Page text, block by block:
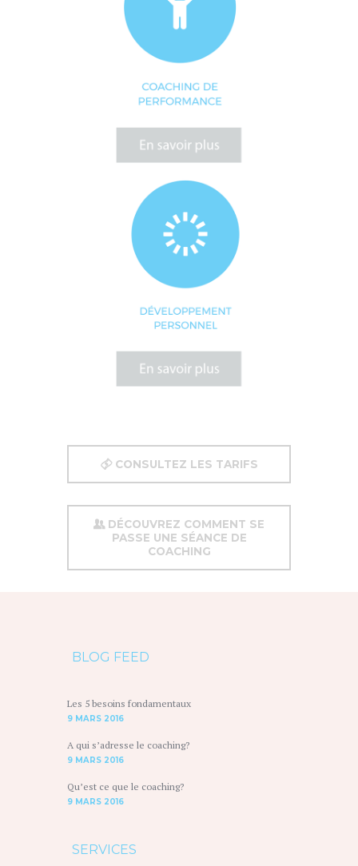
CONSULTEZ LES TARIFS
DÉCOUVREZ COMMENT SE
PASSE UNE SÉANCE DE
COACHING
BLOG FEED
Les 5 besoins fondamentaux
9 MARS 2016
A qui s’adresse le coaching?
9 MARS 2016
Qu’est ce que le coaching?
9 MARS 2016
SERVICES